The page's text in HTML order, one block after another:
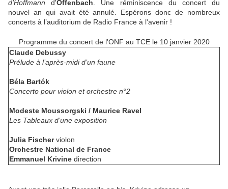
d'Hoffmann d'Offenbach . Une réminiscence du concert du
nouvel an qui avait été annulé. Espérons donc de nombreux
concerts à l’auditorium de Radio France à l'avenir !
Programme du concert de l'ONF au TCE le 10 janvier 2020
Claude Debussy
Prélude à l’après-midi d’un faune
Béla Bartók
Concerto pour violon et orchestre n°2
Modeste Moussorgski / Maurice Ravel
Les Tableaux d’une exposition
Julia Fischerviolon
Orchestre National de France
Emmanuel Krivine direction